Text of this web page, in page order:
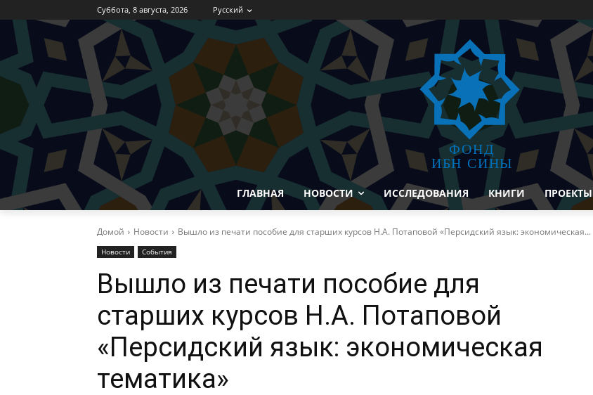
Суббота, 8 августа, 2026 Русский
ФОНД
ИБН СИНЫ
ГЛАВНАЯ НОВОСТИ ИССЛЕДОВАНИЯ КНИГИ ПРОЕКТЫ
Домой Новости Вышло из печати пособие для старших курсов Н.А. Потаповой «Персидский язык: экономическая...
Новости События
Вышло из печати пособие для
старших курсов Н.А. Потаповой
«Персидский язык: экономическая
тематика»